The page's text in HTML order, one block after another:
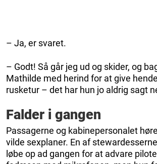
– Ja, er svaret.
– Godt! Så går jeg ud og skider, og
Mathilde med herind for at give
rusketur – det har hun jo aldrig sagt
Falder i gangen
Passagerne og kabinepersonalet
vilde sexplaner. En af
løbe op ad gangen for at advare